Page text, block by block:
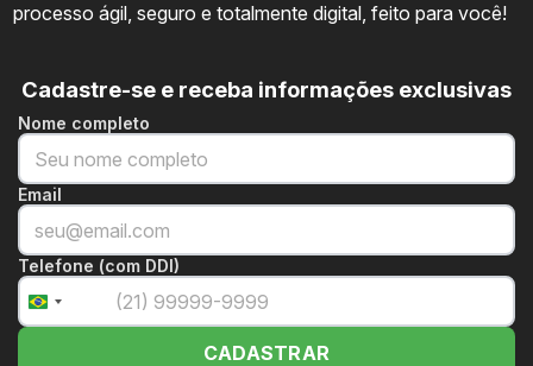
processo ágil, seguro e totalmente digital, feito para você!
Cadastre-se e receba informações exclusivas
Nome completo
Email
Telefone (com DDI)
Brazil
+55
CADASTRAR